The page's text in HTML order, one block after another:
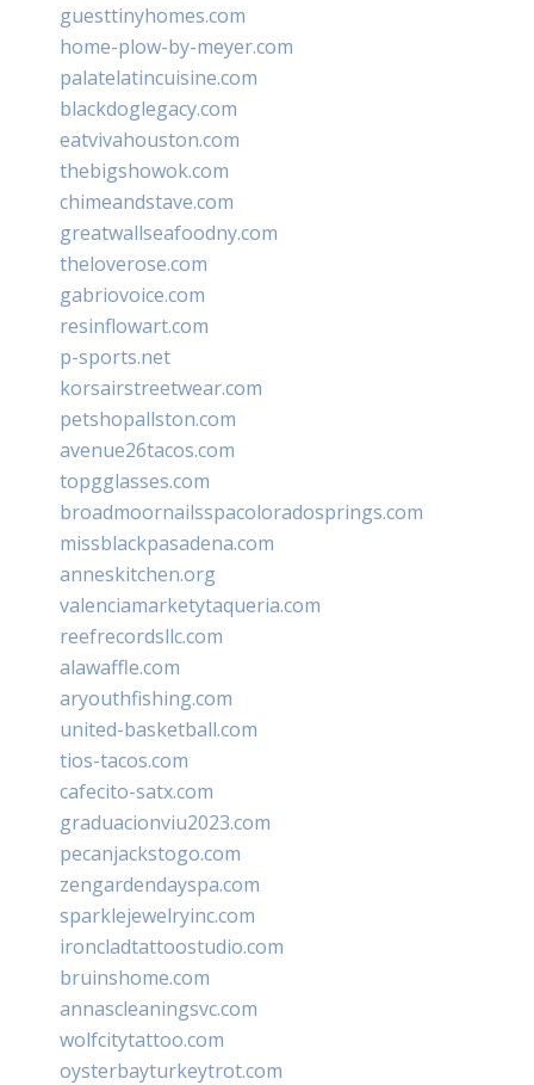
guesttinyhomes.com
home-plow-by-meyer.com
palatelatincuisine.com
blackdoglegacy.com
eatvivahouston.com
thebigshowok.com
chimeandstave.com
greatwallseafoodny.com
theloverose.com
gabriovoice.com
resinflowart.com
p-sports.net
korsairstreetwear.com
petshopallston.com
avenue26tacos.com
topgglasses.com
broadmoornailsspacoloradosprings.com
missblackpasadena.com
anneskitchen.org
valenciamarketytaqueria.com
reefrecordsllc.com
alawaffle.com
aryouthfishing.com
united-basketball.com
tios-tacos.com
cafecito-satx.com
graduacionviu2023.com
pecanjackstogo.com
zengardendayspa.com
sparklejewelryinc.com
ironcladtattoostudio.com
bruinshome.com
annascleaningsvc.com
wolfcitytattoo.com
oysterbayturkeytrot.com